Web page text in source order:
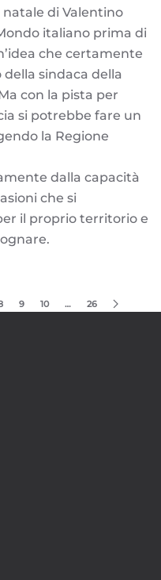
di Valentino
italiano prima di
che certamente
della sindaca della
con la pista per
si potrebbe fare un
la Regione
dalla capacità
che si
il proprio territorio e
9 10 … 26